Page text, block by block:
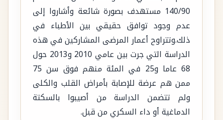
140/90 مستهدف بصورة شائعة وأشاروا إلى
عدم وجود توافق حقيقي بين الأطباء في
ذلك.وتتراوح أعمار المرضى المشاركين في هذه
الدراسة التي جرت بين عامي 2010 و2013 حول
68 عاما و25 في المئة منهم فوق سن 75
ممن هم عرضة للإصابة بأمراض القلب والكلى
ولم تتضمن الدراسة من أصيبوا بالسكتة
الدماغية أو داء السكري من قبل.